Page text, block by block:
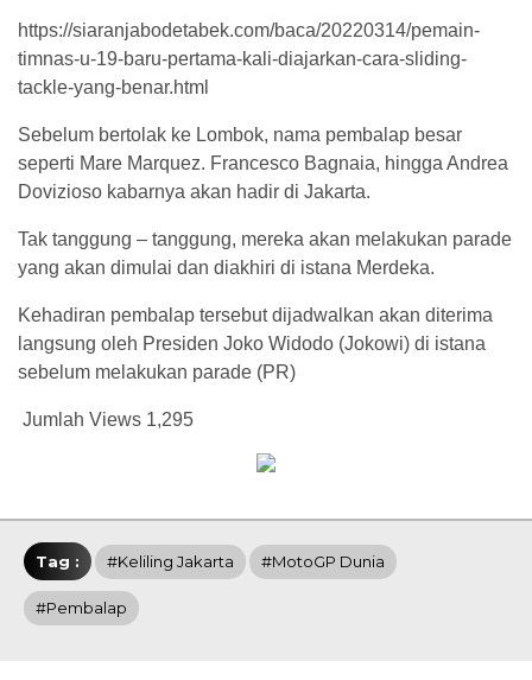
https://siaranjabodetabek.com/baca/20220314/pemain-
timnas-u-19-baru-pertama-kali-diajarkan-cara-sliding-
tackle-yang-benar.html
Sebelum bertolak ke Lombok, nama pembalap besar
seperti Mare Marquez. Francesco Bagnaia, hingga Andrea
Dovizioso kabarnya akan hadir di Jakarta.
Tak tanggung – tanggung, mereka akan melakukan parade
yang akan dimulai dan diakhiri di istana Merdeka.
Kehadiran pembalap tersebut dijadwalkan akan diterima
langsung oleh Presiden Joko Widodo (Jokowi) di istana
sebelum melakukan parade (PR)
Jumlah Views 1,295
Tag : #Keliling Jakarta #MotoGP Dunia
#Pembalap